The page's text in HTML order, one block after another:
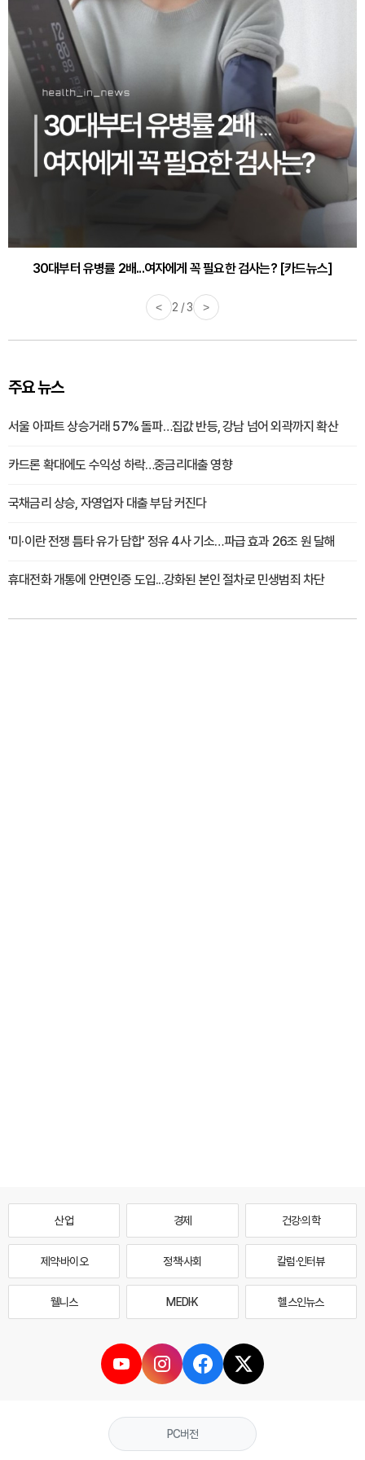
30대부터 유병률 2배...여자에게 꼭 필요한 검사는? [카드뉴스]
< 2 / 3 >
주요 뉴스
서울 아파트 상승거래 57% 돌파…집값 반등, 강남 넘어 외곽까지 확산
카드론 확대에도 수익성 하락…중금리대출 영향
국채금리 상승, 자영업자 대출 부담 커진다
'미·이란 전쟁 틈타 유가 담합' 정유 4사 기소…파급 효과 26조 원 달해
휴대전화 개통에 안면인증 도입...강화된 본인 절차로 민생범죄 차단
산업 경제 건강·의학
제약·바이오 정책·사회 칼럼·인터뷰
웰니스 MEDI·K 헬스인뉴스
PC버전